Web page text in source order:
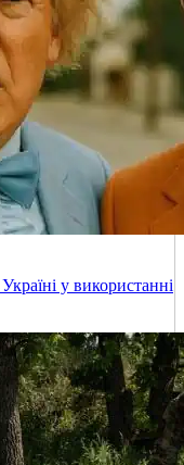
у використанні